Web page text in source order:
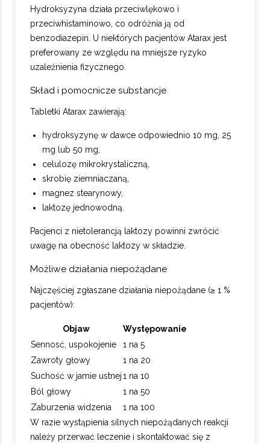
Hydroksyzyna działa przeciwlękowo i
przeciwhistaminowo, co odróżnia ją od
benzodiazepin. U niektórych pacjentów Atarax jest
preferowany ze względu na mniejsze ryzyko
uzależnienia fizycznego.
Skład i pomocnicze substancje
Tabletki Atarax zawierają:
hydroksyzynę w dawce odpowiednio 10 mg, 25
mg lub 50 mg,
celulozę mikrokrystaliczną,
skrobię ziemniaczaną,
magnez stearynowy,
laktozę jednowodną.
Pacjenci z nietolerancją laktozy powinni zwrócić
uwagę na obecność laktozy w składzie.
Możliwe działania niepożądane
Najczęściej zgłaszane działania niepożądane (≥ 1 %
pacjentów):
Objaw
Występowanie
Sennosć, uspokojenie
1 na 5
Zawroty głowy
1 na 20
Suchość w jamie ustnej1 na 10
Ból głowy
1 na 50
Zaburzenia widzenia
1 na 100
W razie wystąpienia silnych niepożądanych reakcji
należy przerwać leczenie i skontaktować się z